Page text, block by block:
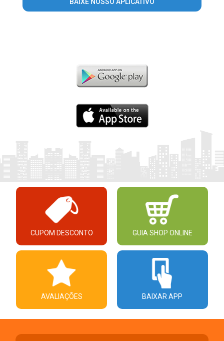
CUPOM DESCONTO GUIA SHOP ONLINE
AVALIAÇÕES BAIXAR APP